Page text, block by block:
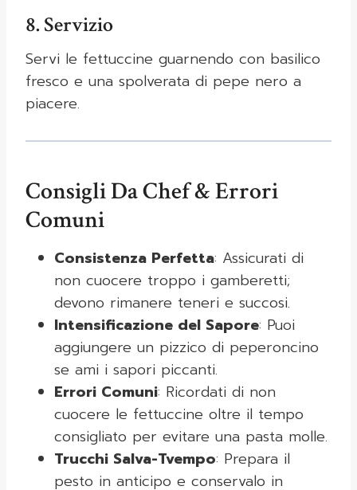
8. Servizio
Servi le fettuccine guarnendo con basilico
fresco e una spolverata di pepe nero a
piacere.
Consigli Da Chef & Errori
Comuni
Consistenza Perfetta: Assicurati di
non cuocere troppo i gamberetti;
devono rimanere teneri e succosi.
Intensificazione del Sapore: Puoi
aggiungere un pizzico di peperoncino
se ami i sapori piccanti.
Errori Comuni: Ricordati di non
cuocere le fettuccine oltre il tempo
consigliato per evitare una pasta molle.
Trucchi Salva-Tvempo: Prepara il
pesto in anticipo e conservalo in